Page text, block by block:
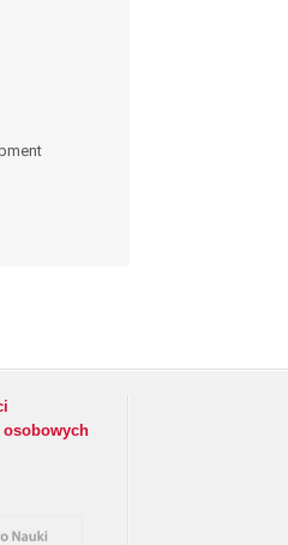
osobowych